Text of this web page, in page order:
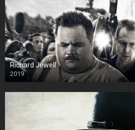
Richard Jewell
2019